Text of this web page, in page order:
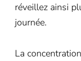
réveillez ainsi
journée.
La